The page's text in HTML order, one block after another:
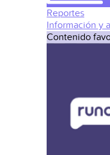
Reportes
Información y
Contenido